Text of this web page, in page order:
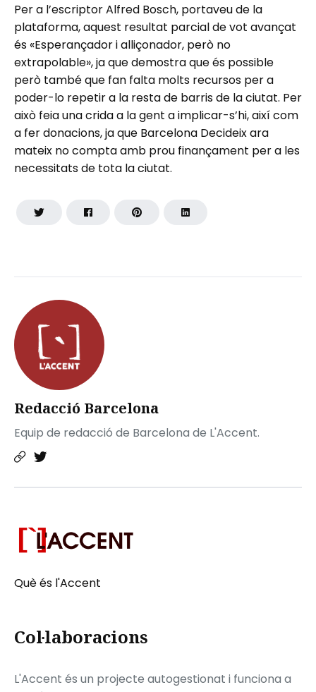
Redacció Barcelona
Equip de redacció de Barcelona de L'Accent.
Per a l’escriptor Alfred Bosch, portaveu de la
plataforma, aquest resultat parcial de vot avançat
és «Esperançador i alliçonador, però no
extrapolable», ja que demostra que és possible
però també que fan falta molts recursos per a
poder-lo repetir a la resta de barris de la ciutat. Per
això feia una crida a la gent a implicar-s’hi, així com
a fer donacions, ja que Barcelona Decideix ara
mateix no compta amb prou finançament per a les
necessitats de tota la ciutat.
Què és l'Accent
Col·laboracions
L'Accent és un projecte autogestionat i funciona a